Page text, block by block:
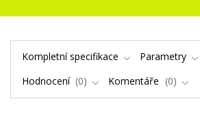
Kompletní specifikace
Parametry
Hodnocení
0 Komentáře 0